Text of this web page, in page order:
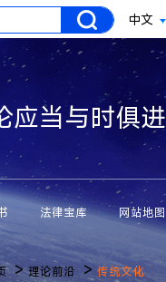
中文
应当与时俱进
法律宝库 网站地图
>理论前沿 >传统文化